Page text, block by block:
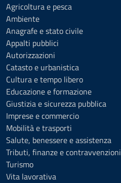
Agricoltura e pesca
Ambiente
Anagrafe e stato civile
Appalti pubblici
Autorizzazioni
Catasto e urbanistica
Cultura e tempo libero
Educazione e formazione
Giustizia e sicurezza pubblica
Imprese e commercio
Mobilità e trasporti
Salute, benessere e assistenza
Tributi, finanze e contravvenzioni
Turismo
Vita lavorativa